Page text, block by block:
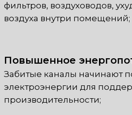
фильтров, воздуховодов,
воздуха внутри помещений;
Повышенное
Забитые каналы начинают
электроэнергии для
производительности;